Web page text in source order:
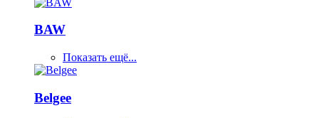
BAW
Показать ещё...
Belgee